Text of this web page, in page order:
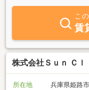
こ
賃
株式会社Ｓｕｎ Ｃ
所在地
兵庫県姫路